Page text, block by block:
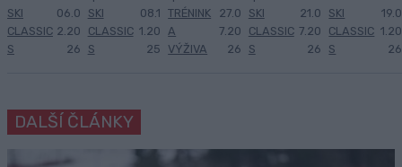
SKI
CLASSIC
S
06.0
2.20
26
SKI
CLASSIC
S
08.1
1.20
25
TRÉNINK
A
VÝŽIVA
27.0
7.20
26
SKI
CLASSIC
S
21.0
7.20
26
SKI
CLASSIC
S
19.0
1.20
26
DALŠÍ ČLÁNKY